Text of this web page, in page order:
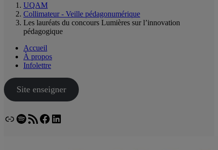
UQAM
Collimateur - Veille pédagonumérique
Les lauréats du concours Lumières sur l’innovation
pédagogique
Accueil
À propos
Infolettre
Site enseigner
LienSpotify
Flux RSSFacebook
LinkedIn